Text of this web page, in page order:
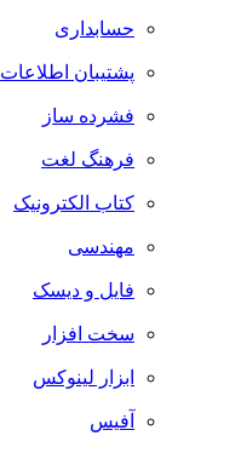
حسابداری
پشتیبان اطلاعات
فشرده ساز
فرهنگ لغت
کتاب الکترونیک
مهندسی
فایل و دیسک
سخت افزار
ابزار لینوکس
آفیس